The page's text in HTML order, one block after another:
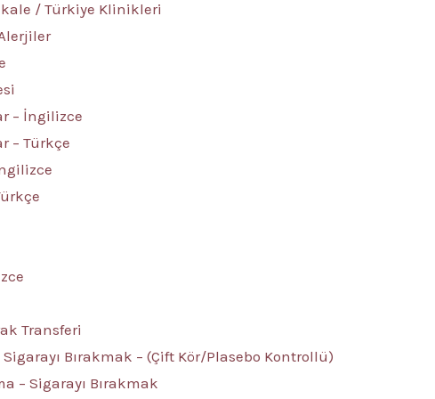
/ Türkiye Klinikleri
– İngilizce
– Türkçe
Transferi
Sigarayı Bırakmak – (Çift Kör/Plasebo Kontrollü)
– Sigarayı Bırakmak